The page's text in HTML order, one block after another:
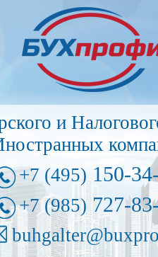
и
+7 (495) 150-
+7 (985)727-